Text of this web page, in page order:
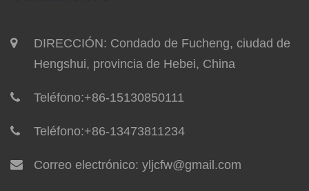
DIRECCIÓN: Condado de Fucheng, ciudad de
Hengshui, provincia de Hebei, China
Teléfono:+86-15130850111
Teléfono:+86-13473811234
Correo electrónico: yljcfw@gmail.com